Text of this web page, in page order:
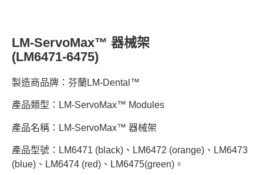
LM-ServoMax™ 器械架
(LM6471-6475)
製造商品牌：芬蘭LM-Dental™
產品類型：LM-ServoMax™ Modules
產品名稱：LM-ServoMax™ 器械架
產品型號：LM6471 (black)、LM6472 (orange)、LM6473
(blue)、LM6474 (red)、LM6475(green)。